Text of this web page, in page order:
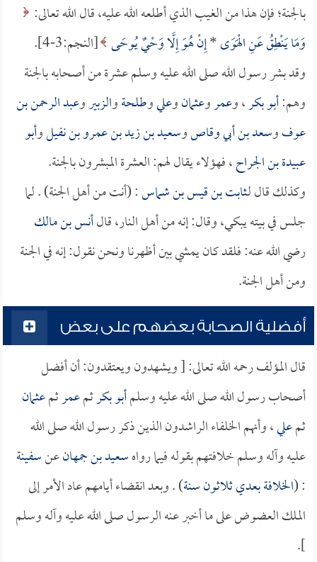
بالجنة؛ فإن هذا من الغيب الذي أطلعه الله عليه، قال الله تعالى:
وَمَا يَنْطِقُ عَنِ الْهَوَى*إِنْ هُوَ إِلَّا وَحْيٌ يُوحَى [النجم:3-4].
وقد بشر رسول الله صلى الله عليه وسلم عشرة من أصحابه بالجنة
وهم:أبو بكر، وعمروعثمانوعليوطلحةوالزبيروعبد الرحمن بن
عوفوسعد بن أبي وقاصوسعيد بن زيد بن عمرو بن نفيلوأبو
عبيدة بن الجراح، فهؤلاء يقال لهم: العشرة المبشرون بالجنة.
وكذلك قال لـثابت بن قيس بن شماس: (أنت من أهل الجنة) . لما
جلس في بيته يبكي، وقال: إنه من أهل النار، قالأنس بن مالك
رضي الله عنه: فلقد كان يمشي بين أظهرنا ونحن نقول: إنه في الجنة
ومن أهل الجنة.
أفضلية الصحابة بعضهم على بعض
قال المؤلف رحمه الله تعالى: [ ويشهدون ويعتقدون: أن أفضل
أصحاب رسول الله صلى الله عليه وسلمأبو بكرثمعمرثمعثمان
ثمعلي، وأنهم الخلفاء الراشدون الذين ذكر رسول الله صلى الله
عليه وآله وسلم خلافتهم بقوله فيما رواهسعيد بن جمهانعنسفينة
: (الخلافة بعدي ثلاثون سنة) . وبعد انقضاء أيامهم عاد الأمر إلى
الملك العضوض على ما أخبر عنه الرسول صلى الله عليه وآله وسلم
].